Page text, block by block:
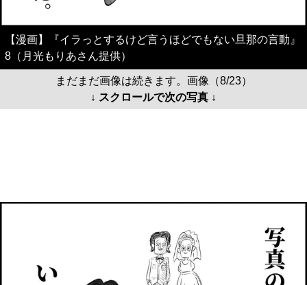
【漫画】『イラっとするけど言うほどでもない旦那の言動』
8（月光もりあさん提供）
まだまだ画像は続きます。画像（8/23）
↓ スクロールで次の写真 ↓